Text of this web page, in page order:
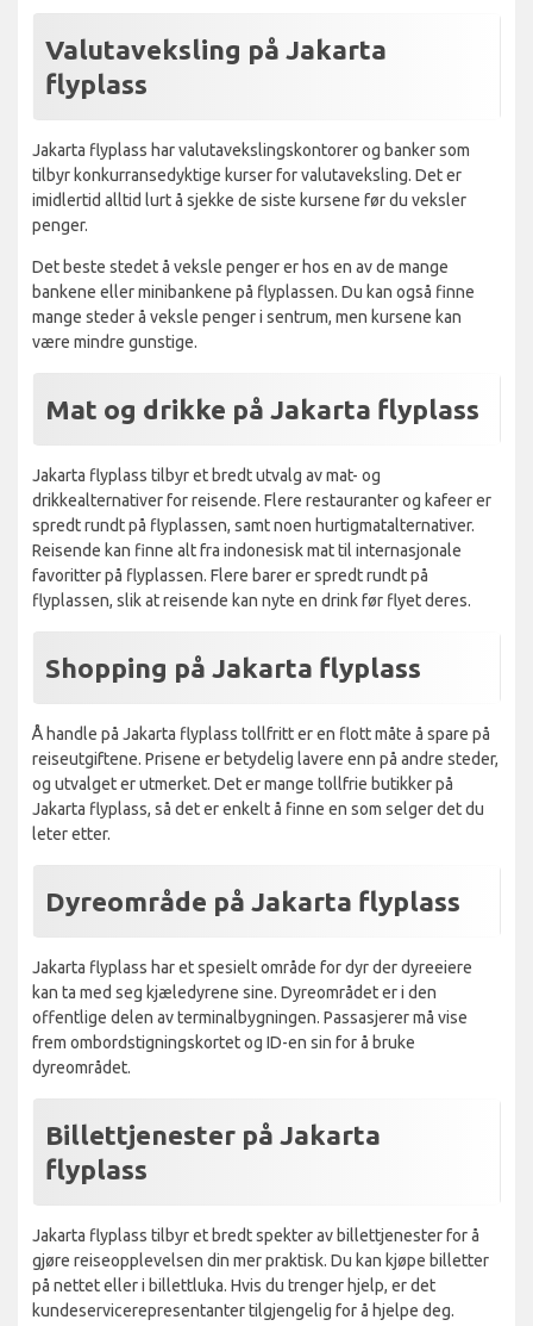
Valutaveksling på Jakarta
flyplass
Jakarta flyplass har valutavekslingskontorer og banker som
tilbyr konkurransedyktige kurser for valutaveksling. Det er
imidlertid alltid lurt å sjekke de siste kursene før du veksler
penger.
Det beste stedet å veksle penger er hos en av de mange
bankene eller minibankene på flyplassen. Du kan også finne
mange steder å veksle penger i sentrum, men kursene kan
være mindre gunstige.
Mat og drikke på Jakarta flyplass
Jakarta flyplass tilbyr et bredt utvalg av mat- og
drikkealternativer for reisende. Flere restauranter og kafeer er
spredt rundt på flyplassen, samt noen hurtigmatalternativer.
Reisende kan finne alt fra indonesisk mat til internasjonale
favoritter på flyplassen. Flere barer er spredt rundt på
flyplassen, slik at reisende kan nyte en drink før flyet deres.
Shopping på Jakarta flyplass
Å handle på Jakarta flyplass tollfritt er en flott måte å spare på
reiseutgiftene. Prisene er betydelig lavere enn på andre steder,
og utvalget er utmerket. Det er mange tollfrie butikker på
Jakarta flyplass, så det er enkelt å finne en som selger det du
leter etter.
Dyreområde på Jakarta flyplass
Jakarta flyplass har et spesielt område for dyr der dyreeiere
kan ta med seg kjæledyrene sine. Dyreområdet er i den
offentlige delen av terminalbygningen. Passasjerer må vise
frem ombordstigningskortet og ID-en sin for å bruke
dyreområdet.
Billettjenester på Jakarta
flyplass
Jakarta flyplass tilbyr et bredt spekter av billettjenester for å
gjøre reiseopplevelsen din mer praktisk. Du kan kjøpe billetter
på nettet eller i billettluka. Hvis du trenger hjelp, er det
kundeservicerepresentanter tilgjengelig for å hjelpe deg.